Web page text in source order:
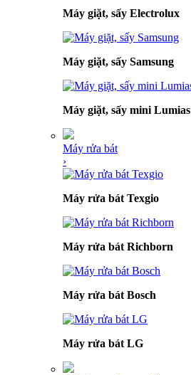
Máy giặt, sấy Electrolux
Máy giặt, sấy Samsung
Máy giặt, sấy mini Lumias
Máy rửa bát
›
Máy rửa bát Texgio
Máy rửa bát Richborn
Máy rửa bát Bosch
Máy rửa bát LG